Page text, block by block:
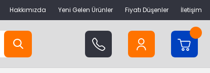
Hakkımızda Yeni Gelen Ürünler Fiyatı Düşenler İletişim